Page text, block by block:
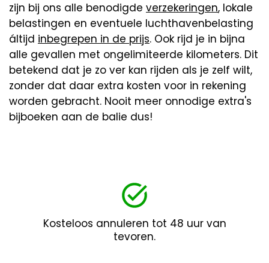
zijn bij ons alle benodigde verzekeringen, lokale
belastingen en eventuele luchthavenbelasting
áltijd inbegrepen in de prijs. Ook rijd je in bijna
alle gevallen met ongelimiteerde kilometers. Dit
betekend dat je zo ver kan rijden als je zelf wilt,
zonder dat daar extra kosten voor in rekening
worden gebracht. Nooit meer onnodige extra's
bijboeken aan de balie dus!
Kosteloos annuleren tot 48 uur van
tevoren.